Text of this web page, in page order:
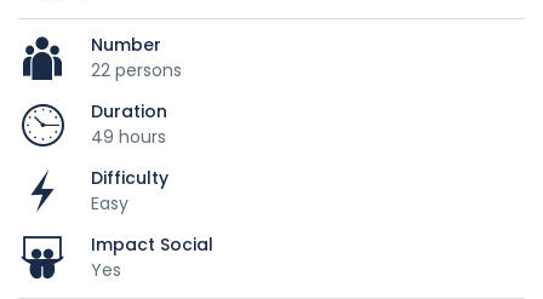
Number
22 persons
Duration
49 hours
Difficulty
Easy
Impact Social
Yes